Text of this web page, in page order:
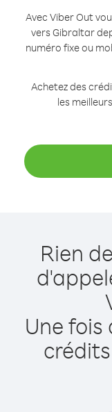
Avec Viber Out
vers Gibraltar
numéro fixe ou
Achetez des
les
Rien
Une fois